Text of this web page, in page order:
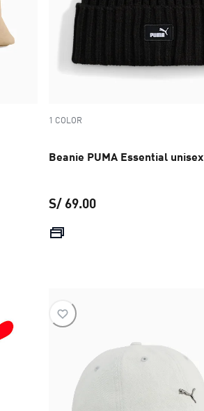
1 COLOR
Beanie PUMA Essential unisex
S/ 69.00